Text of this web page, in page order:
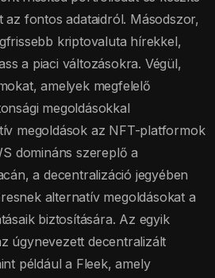
az fontos adataidról. Másodszor,
kriptovaluta hírekkel,
a piaci változásokra. Végül,
amelyek megfelelő
megoldásokkal
megoldások az NFT-platformok
domináns szereplő a
a decentralizáció jegyében
alternatív megoldásokat a
biztosítására. Az egyik
úgynevezett decentralizált
például a Fleek, amely